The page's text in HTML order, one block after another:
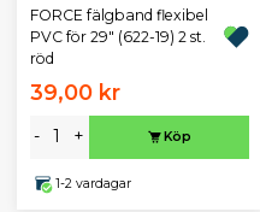
FORCE fälgband flexibel
PVC för 29" (622-19) 2 st.
röd
39,00 kr
- + Köp
1-2 vardagar